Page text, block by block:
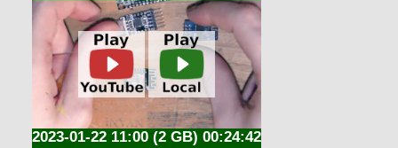
(2 GB) 00:24:42
2023-01-22 11:00